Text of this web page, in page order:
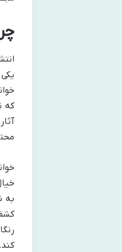
که
به